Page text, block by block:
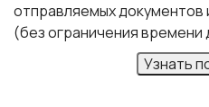
отправляемых документов
(без ограничения времени
Узнать